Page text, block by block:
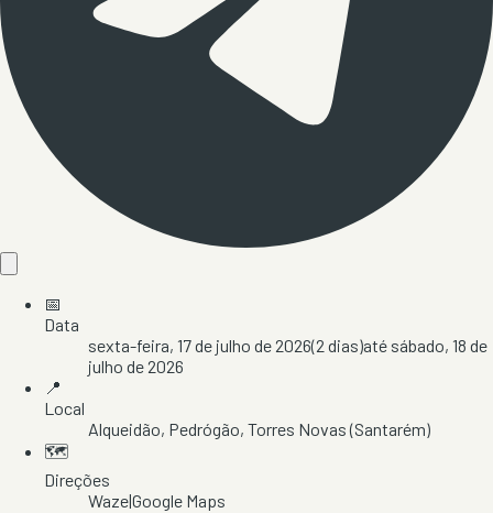
📅
Data
sexta-feira, 17 de julho de 2026(2 dias)até sábado, 18 de
julho de 2026
📍
Local
Alqueidão, Pedrógão, Torres Novas(Santarém)
🗺️
Direções
Waze|Google Maps